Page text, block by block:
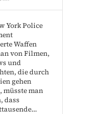
York Police
Waffen
von Filmen,
und
die durch
gehen
müsste man
dass